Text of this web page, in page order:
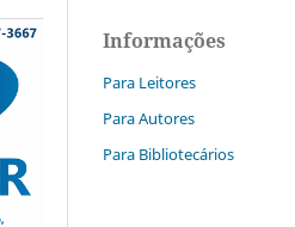
Informações
Para Leitores
Para Autores
Para Bibliotecários